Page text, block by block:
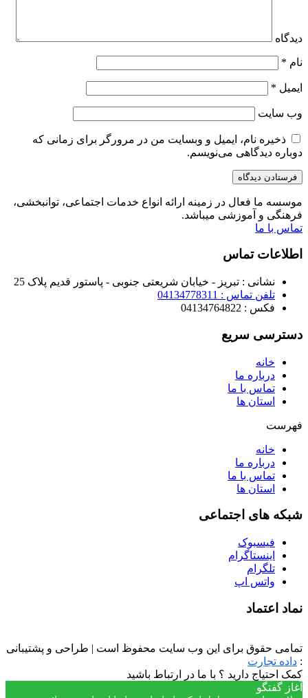
دیدگاه
نام *
ایمیل *
وب‌ سایت
ذخیره نام، ایمیل و وبسایت من در مرورگر برای زمانی که
دوباره دیدگاهی می‌نویسم.
موسسه ما فعال در زمینه ارائه انواع خدمات اجتماعی، توانبخشی،
فرهنگی و آموزشی میباشد.
تماس با ما
اطلاعات تماس
نشانی : تبریز - خیابان شریعتی جنوبی - پاستور قدیم پلاک 25
تلفن تماس : 04134778311
فکس : 04134764822
دسترسی سریع
خانه
درباره ما
تماس با ما
استان ها
فهرست
خانه
درباره ما
تماس با ما
استان ها
شبکه های اجتماعی
فیسبوک
اینستاگرام
تلگرام
واتس اپ
نماد اعتماد
تمامی حقوق برای این وب سایت محفوظ است | طراحی و پشتیبانی
: داده تجارت
کمک احتیاج دارید ؟ با ما در ارتباط باشید
آغاز گفتگو